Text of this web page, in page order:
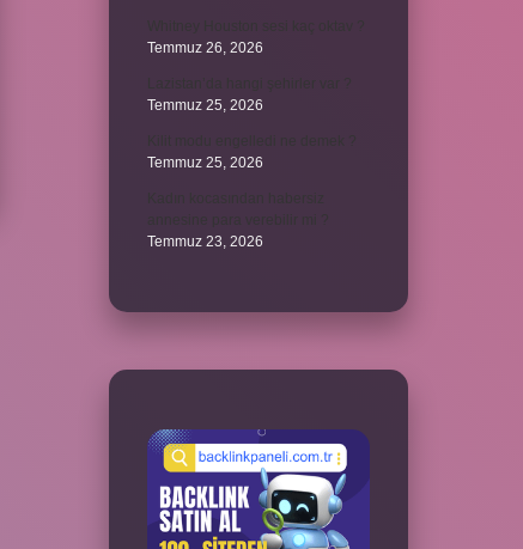
Temmuz 26, 2026
Temmuz 25, 2026
Temmuz 25, 2026
Temmuz 23, 2026